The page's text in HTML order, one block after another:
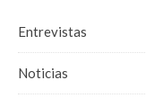
Entrevistas
Noticias